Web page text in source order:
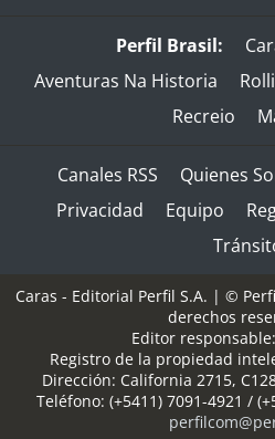
Perfil Brasil:
Aventuras Na Historia
Recreio
Canales RSS Quienes
Privacidad
Equipo
Caras - Editorial Perfil S.A. | ©
derechos
Editor
Registro de la propiedad
Dirección: California 2715,
Teléfono: (+5411) 7091-4921 /